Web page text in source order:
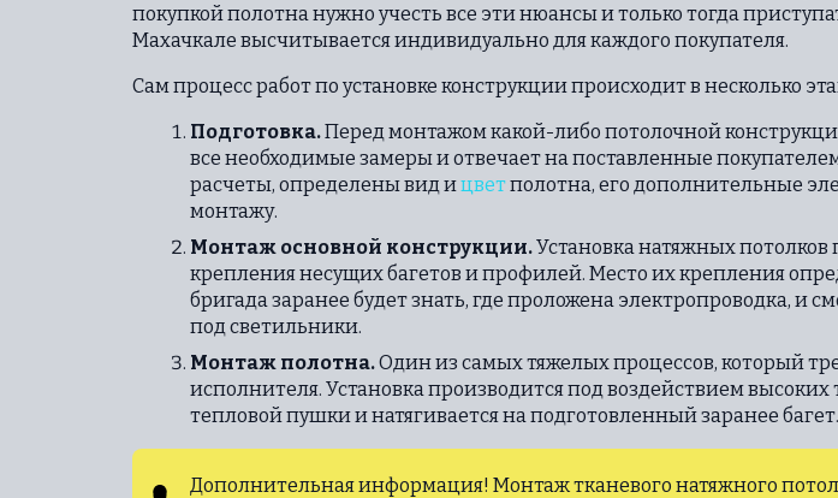
покупкой полотна нужно учесть все эти нюансы и только тогда
Махачкале высчитывается индивидуально для каждого покупателя.
Сам процесс работ по установке конструкции происходит в несколько
Подготовка.Перед монтажом какой-либо потолочной
все необходимые замеры и отвечает на поставленные
расчеты, определены вид ицветполотна, его дополнительные
монтажу.
Монтаж основной конструкции.Установка натяжных потолков
крепления несущих багетов и профилей. Место их крепления
бригада заранее будет знать, где проложена электропроводка, и
под светильники.
Монтаж полотна.Один из самых тяжелых процессов, который
исполнителя. Установка производится под воздействием
тепловой пушки и натягивается на подготовленный заранее багет.
Дополнительная информация! Монтаж тканевого натяжного